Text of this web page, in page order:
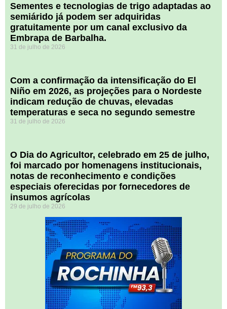
Sementes e tecnologias de trigo adaptadas ao
semiárido já podem ser adquiridas
gratuitamente por um canal exclusivo da
Embrapa de Barbalha.
31 de julho de 2026
Com a confirmação da intensificação do El
Niño em 2026, as projeções para o Nordeste
indicam redução de chuvas, elevadas
temperaturas e seca no segundo semestre
31 de julho de 2026
O Dia do Agricultor, celebrado em 25 de julho,
foi marcado por homenagens institucionais,
notas de reconhecimento e condições
especiais oferecidas por fornecedores de
insumos agrícolas
29 de julho de 2026